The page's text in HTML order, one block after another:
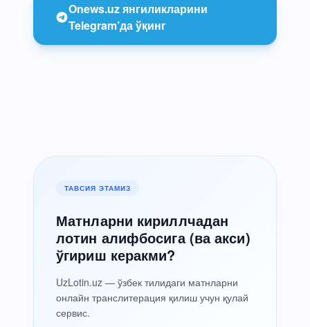
Onews.uz янгиликларини
Telegram’да ўқинг
ТАВСИЯ ЭТАМИЗ
Матнларни кириллчадан
лотин алифбосига (ва акси)
ўгириш керакми?
UzLotin.uz — ўзбек тилидаги матнларни
онлайн транслитерация қилиш учун қулай
сервис.